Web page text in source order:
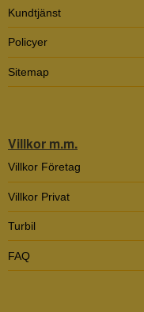
Kundtjänst
Policyer
Sitemap
Villkor m.m.
Villkor Företag
Villkor Privat
Turbil
FAQ